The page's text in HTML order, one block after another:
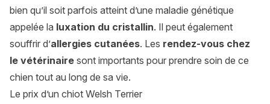
bien qu’il soit parfois atteint d’une maladie génétique
appelée la luxation du cristallin. Il peut également
souffrir d’allergies cutanées. Les rendez-vous chez
le vétérinaire sont importants pour prendre soin de ce
chien tout au long de sa vie.
Le prix d’un chiot Welsh Terrier